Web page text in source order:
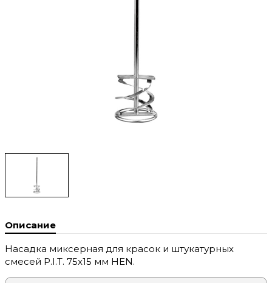
Описание
Насадка миксерная для красок и штукатурных
смесей P.I.T. 75x15 мм HEN.